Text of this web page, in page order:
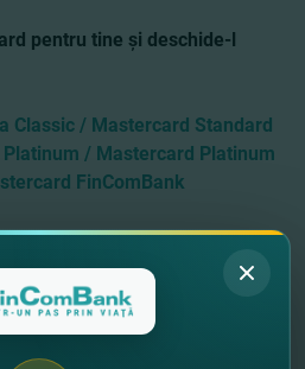
pentru tine şi deschide-l
Classic / Mastercard Standard
Platinum / Mastercard Platinum
FinComBank
elevi _(7-17 лет)
de aur” / „Dăruieşte viaţa”
unui card standard, social,
pentru elevi